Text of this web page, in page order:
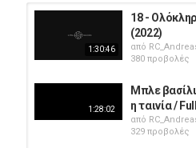
1:30:46
18 -
(2022)
από
380 προβολές
1:28:02
Μπλε
η ταινία /
από
329 προβολές